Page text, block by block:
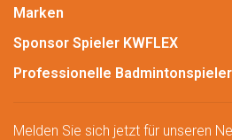
Marken
Sponsor Spieler KWFLEX
Professionelle Badmintonspieler
Melden Sie sich jetzt für unseren